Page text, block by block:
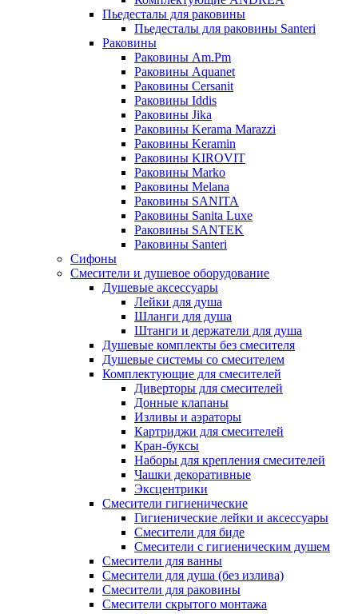
Пьедесталы для раковины
Пьедесталы для раковины Santeri
Раковины
Раковины Am.Pm
Раковины Aquanet
Раковины Cersanit
Раковины Iddis
Раковины Jika
Раковины Kerama Marazzi
Раковины Keramin
Раковины KIROVIT
Раковины Marko
Раковины Melana
Раковины SANITA
Раковины Sanita Luxe
Раковины SANTEK
Раковины Santeri
Сифоны
Смесители и душевое оборудование
Душевые аксессуары
Лейки для душа
Шланги для душа
Штанги и держатели для душа
Душевые комплекты без смесителя
Душевые системы со смесителем
Комплектующие для смесителей
Диверторы для смесителей
Донные клапаны
Изливы и аэраторы
Картриджи для смесителей
Кран-буксы
Наборы для крепления смесителей
Чашки декоративные
Эксцентрики
Смесители гигиенические
Гигиенические лейки и аксессуары
Смесители для биде
Смесители с гигиеническим душем
Смесители для ванны
Смесители для душа (без излива)
Смесители для раковины
Смесители скрытого монтажа